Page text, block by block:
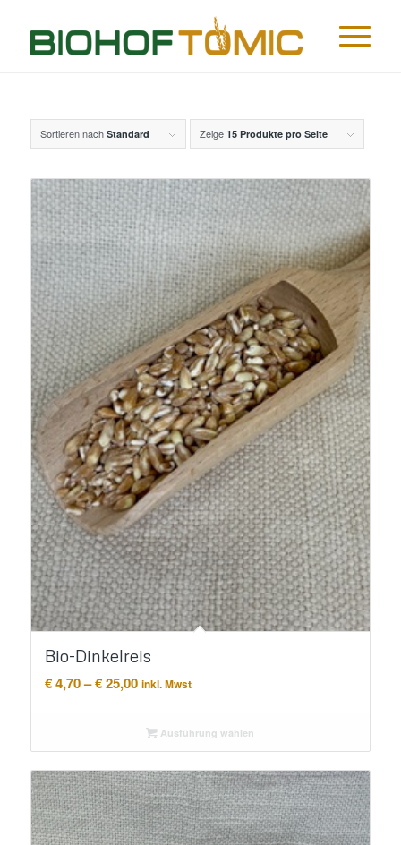
Sortieren nach Standard Zeige 15 Produkte pro Seite
Bio-Dinkelreis
€4,70–€25,00Preisspanne:
€ 25,00
inkl. Mwst
Ausführung wählen